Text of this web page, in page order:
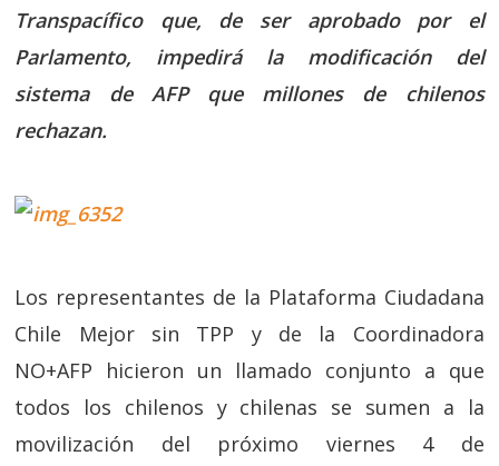
Transpacífico que, de ser aprobado por el
Parlamento, impedirá la modificación del
sistema de AFP que millones de chilenos
rechazan.
Los representantes de la Plataforma Ciudadana
Chile Mejor sin TPP y de la Coordinadora
NO+AFP hicieron un llamado conjunto a que
todos los chilenos y chilenas se sumen a la
movilización del próximo viernes 4 de